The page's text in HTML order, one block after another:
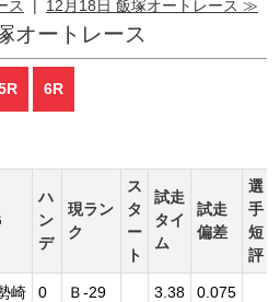
ス | 12月18日 飯塚オートレース ≫
オートレース
6R
ハ
ン
デ
現ラン
ク
ス
タ
ー
ト
試走
タイ
ム
試走
偏差
選
手
短
評
崎 0 Ｂ-29 3.38 0.075